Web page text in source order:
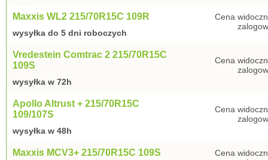
Maxxis WL2 215/70R15C 109R
wysyłka do 5 dni roboczych
Cena
Vredestein Comtrac 2 215/70R15C
109S
wysyłka w 72h
Cena
Apollo Altrust + 215/70R15C
109/107S
wysyłka w 48h
Cena
Maxxis MCV3+ 215/70R15C 109S
Cena